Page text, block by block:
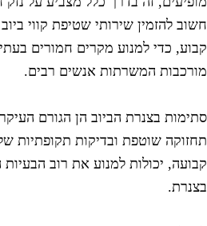
להזמין שירותי שטיפת קווי ביוב
כדי למנוע מקרים חמורים
המשרתות אנשים רבים.
בצנרת הביוב הן הגורם
שוטפת ובדיקות תקופתיות של
יכולות למנוע את רוב הבעיות